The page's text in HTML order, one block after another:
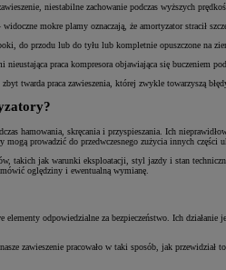
niestabilne zachowanie podczas wyższych
mokre plamy oznaczają, że amortyzator stracił
do przodu lub do tyłu lub kompletnie opuszczone na
praca kompresora objawiająca się buczeniem
twarda praca zawieszenia, której zwykle towarzyszą
hamowania, skręcania i przyspieszania. Ich
mogą prowadzić do przedwczesnego zużycia innych
takich jak warunki eksploatacji, styl jazdy i stan
oględziny i ewentualną wymianę.
elementy odpowiedzialne za bezpieczeństwo. Ich
zawieszenie pracowało w taki sposób, jak